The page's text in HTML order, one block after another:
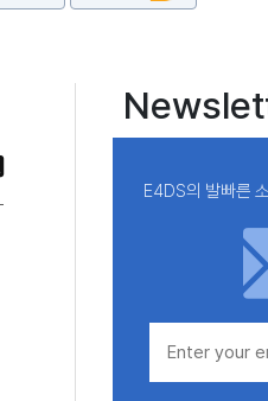
E4DS의 발빠른